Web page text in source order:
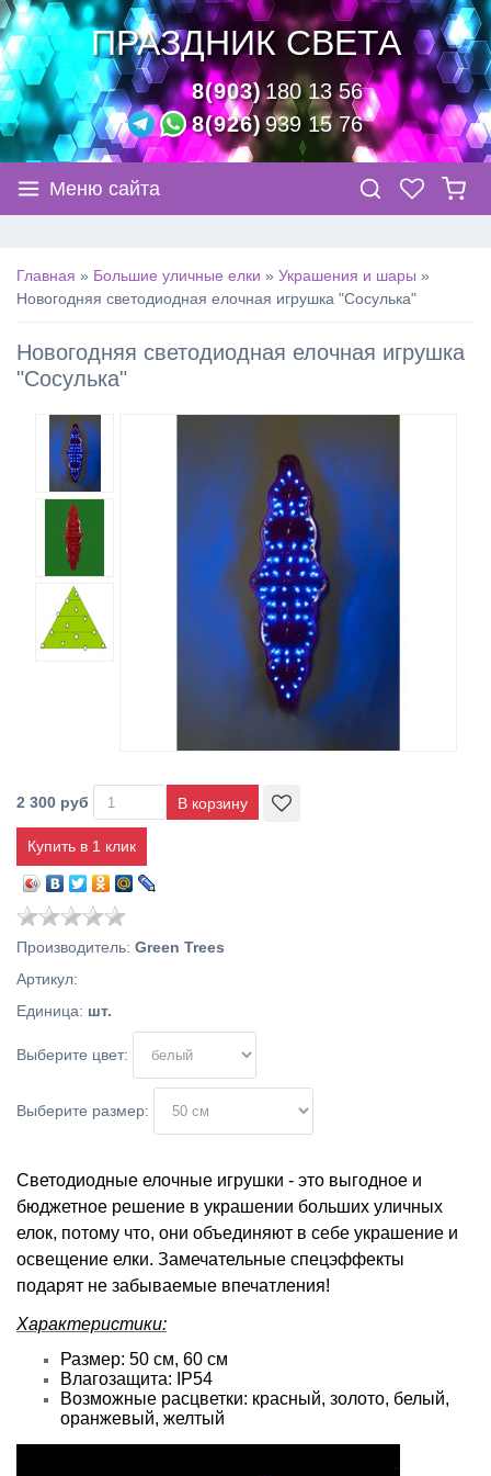
ПРАЗДНИК СВЕТА
8(903)180 13 56
8(926)939 15 76
Меню сайта
Главная » Большие уличные елки » Украшения и шары »
Новогодняя светодиодная елочная игрушка "Сосулька"
Новогодняя светодиодная елочная игрушка
"Сосулька"
2 300 руб
Купить в 1 клик
Производитель: Green Trees
Артикул:
Единица: шт.
Выберите цвет:
Выберите размер:
Светодиодные елочные игрушки - это выгодное и
бюджетное решение в украшении больших уличных
елок, потому что, они объединяют в себе украшение и
освещение елки. Замечательные спецэффекты
подарят не забываемые впечатления!
Характеристики:
Размер: 50 см, 60 см
Влагозащита: IP54
Возможные расцветки: красный, золото, белый,
оранжевый, желтый